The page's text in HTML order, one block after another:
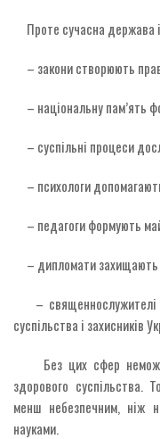
Проте сучасна держава
– закони створюють
– національну пам’ять
– суспільні процеси
– психологи
– педагоги формують
– дипломати захищають
– священнослужителі
суспільства і захисників
Без цих сфер
здорового суспільства.
менш небезпечним, ніж
науками.